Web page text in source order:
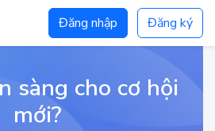
Đăng nhập Đăng ký
sàng cho cơ hội
mới?